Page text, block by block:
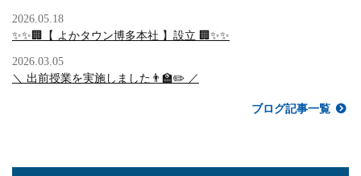
2026.05.18
✨✨🏢【 よかタウン博多本社 】設立 🏢✨✨
2026.03.05
＼ 出前授業を実施しました👨‍🏫✏️ ／
ブログ記事一覧